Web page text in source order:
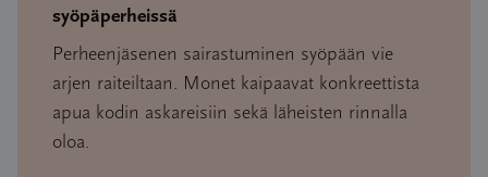
syöpäperheissä
Perheenjäsenen sairastuminen syöpään vie
arjen raiteiltaan. Monet kaipaavat konkreettista
apua kodin askareisiin sekä läheisten rinnalla
oloa.